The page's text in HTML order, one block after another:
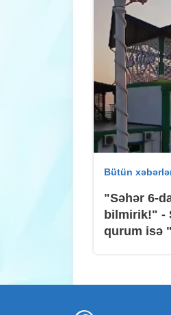
Bütün
"Səhər 6-
bilmirik!" -
qurum isə